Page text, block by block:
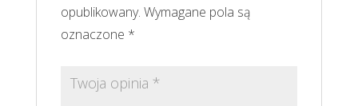
opublikowany. Wymagane pola są
oznaczone *